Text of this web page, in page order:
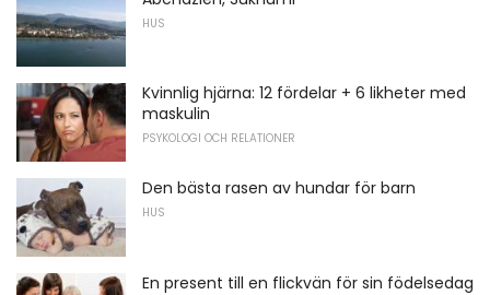
HUS
Kvinnlig hjärna: 12 fördelar + 6 likheter med
maskulin
PSYKOLOGI OCH RELATIONER
Den bästa rasen av hundar för barn
HUS
En present till en flickvän för sin födelsedag